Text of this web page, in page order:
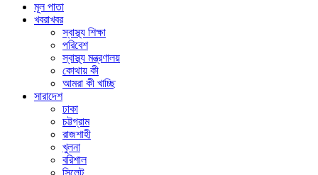
মূল পাতা
খবরাখবর
স্বাস্থ্য শিক্ষা
পরিবেশ
স্বাস্থ্য মন্ত্রণালয়
কোথায় কী
আমরা কী খাচ্ছি
সারাদেশ
ঢাকা
চট্টগ্রাম
রাজশাহী
খুলনা
বরিশাল